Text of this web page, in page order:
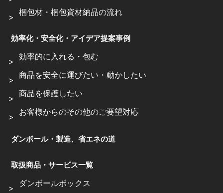
梱包材・梱包資材納品の流れ
効率化・安全化・アイデア提案事例
効率的に入れる・包む
商品を安全に運びたい・動かしたい
商品を保護したい
お客様からのその他のご要望対応
ダンボール・製造、省エネの道
取扱商品・サービス一覧
ダンボールボックス